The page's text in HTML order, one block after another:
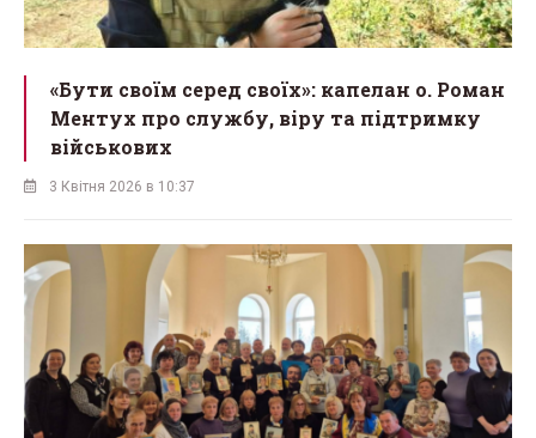
«Бути своїм серед своїх»: капелан о. Роман
Ментух про службу, віру та підтримку
військових
3 Квітня 2026 в 10:37